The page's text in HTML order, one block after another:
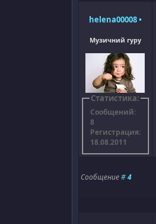
helena00008•
Музичний гуру
Статистика:
Сообщений:
8
Регистрация:
18.08.2011
Сообщение#4